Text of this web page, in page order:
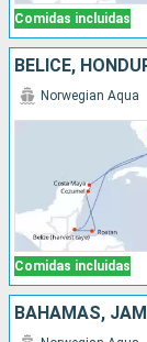
Comidas incluidas
Comidas incluidas
Norwegian Aqua